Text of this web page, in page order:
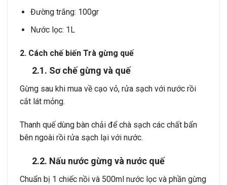
Đường trắng: 100gr
Nước lọc: 1L
2. Cách chế biến Trà gừng quế
2.1. Sơ chế gừng và quế
Gừng sau khi mua về cạo vỏ, rửa sạch với nước rồi
cắt lát mỏng.
Thanh quế dùng bàn chải để chà sạch các chất bẩn
bên ngoài rồi rửa sạch lại với nước.
2.2. Nấu nước gừng và nước quế
Chuẩn bị 1 chiếc nồi và 500ml nước lọc và phần gừng